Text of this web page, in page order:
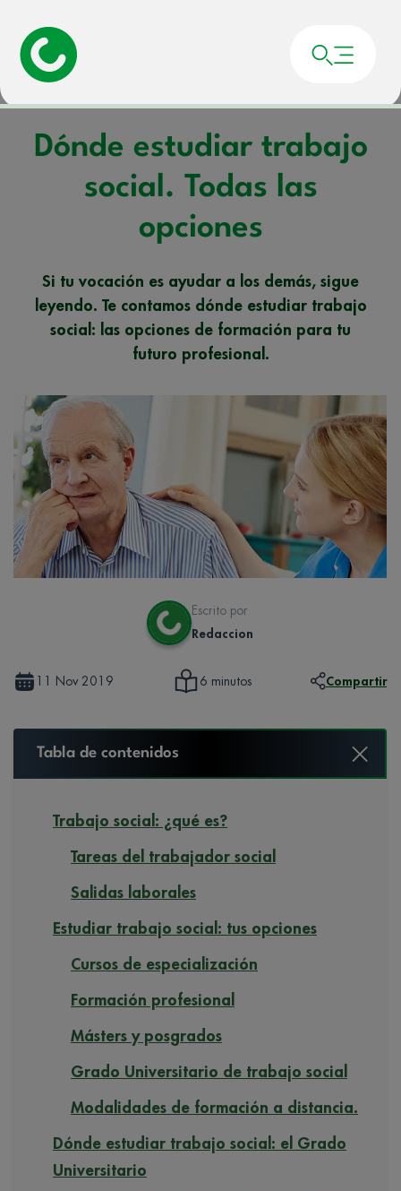
Portada»
Dónde estudiar trabajo
social. Todas las
opciones
Si tu vocación es ayudar a los demás, sigue
leyendo. Te contamos dónde estudiar trabajo
social: las opciones de formación para tu
futuro profesional.
Escrito por
Redaccion
11 Nov 2019 6 minutos Compartir
Tabla de contenidos
Trabajo social: ¿qué es?
Tareas del trabajador social
Salidas laborales
Estudiar trabajo social: tus opciones
Cursos de especialización
Formación profesional
Másters y posgrados
Grado Universitario de trabajo social
Modalidades de formación a distancia.
Dónde estudiar trabajo social: el Grado
Universitario